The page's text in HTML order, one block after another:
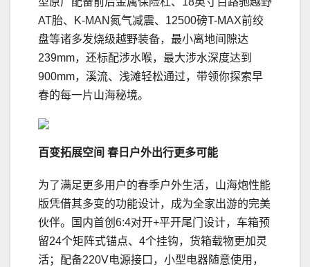
AT胎、K-MAN氮气减震、12500磅T-MAX前绞
盘等诸多发烧级越野装备，最小离地间隙达
239mm，还标配涉水喉，最大涉水深度达到
900mm，溪流、浅滩轻松通过，带领你探索早
春的每一片山海秘境。
百变拓展空间 春日 户外出行更多可能
为了满足更多用户的春季户外生活，山海炮性能
版凭借其多变的功能设计，成为全家出游的完美
伙伴。国内首创6:4对开+平开尾门设计，车箱预
留24个矩阵式锚点、4个挂钩，货箱载物更加灵
活；配备220V电源接口，小型电器随意使用，